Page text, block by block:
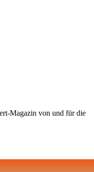
Magazin von und für die